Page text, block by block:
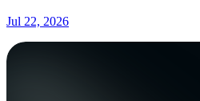
Jul 22, 2026